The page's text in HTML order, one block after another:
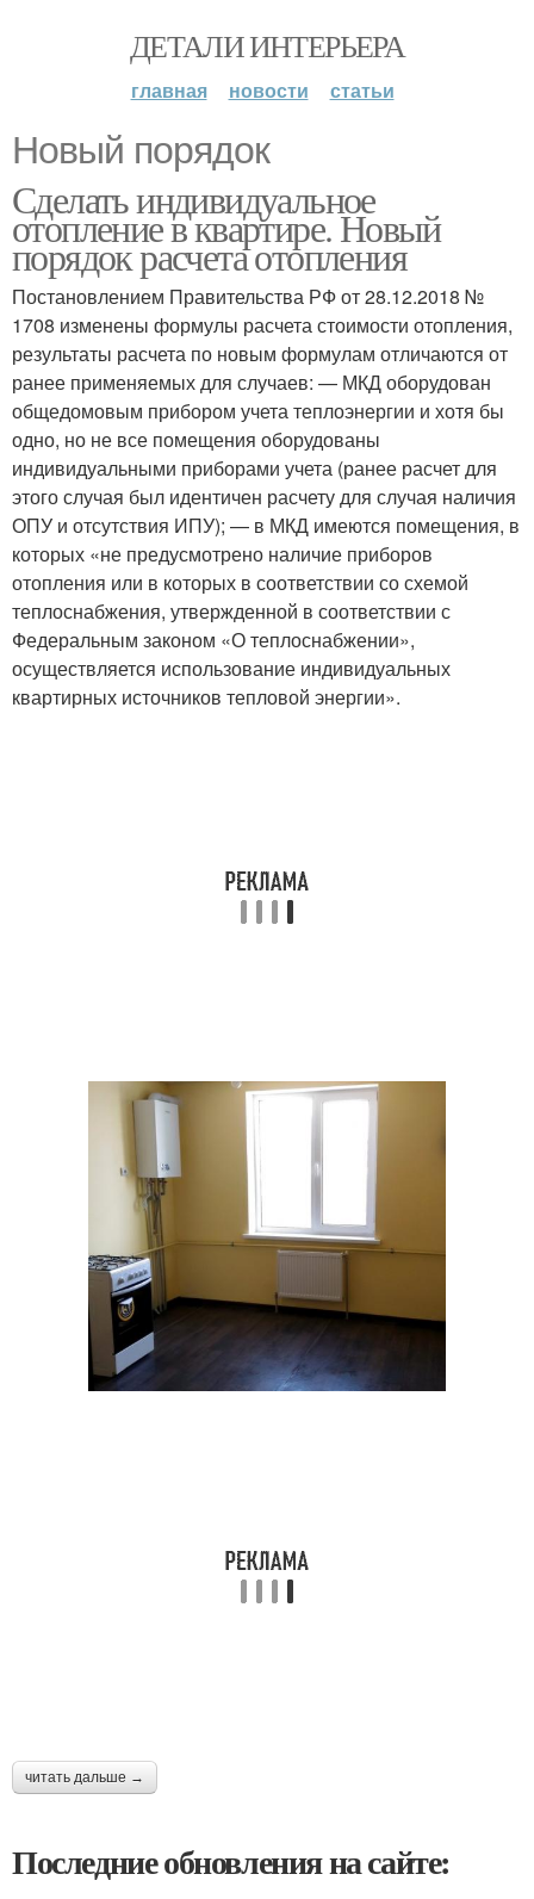
ДЕТАЛИ ИНТЕРЬЕРА
главная новости статьи
Новый порядок
Сделать индивидуальное
отопление в квартире. Новый
порядок расчета отопления
Постановлением Правительства РФ от 28.12.2018 №
1708 изменены формулы расчета стоимости отопления,
результаты расчета по новым формулам отличаются от
ранее применяемых для случаев: — МКД оборудован
общедомовым прибором учета теплоэнергии и хотя бы
одно, но не все помещения оборудованы
индивидуальными приборами учета (ранее расчет для
этого случая был идентичен расчету для случая наличия
ОПУ и отсутствия ИПУ); — в МКД имеются помещения, в
которых «не предусмотрено наличие приборов
отопления или в которых в соответствии со схемой
теплоснабжения, утвержденной в соответствии с
Федеральным законом «О теплоснабжении»,
осуществляется использование индивидуальных
квартирных источников тепловой энергии».
читать дальше →
Последние обновления на сайте: